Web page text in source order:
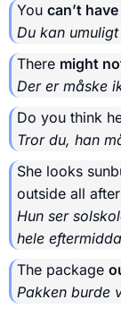
You can’t
Du kan
There might
Der er måske
Do you think
Tror du, han
She looks
outside all
Hun ser
hele
The package
Pakken burde